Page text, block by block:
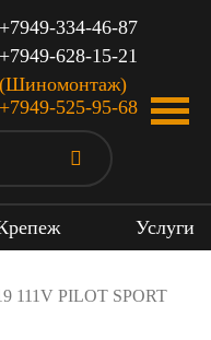
+7949-334-46-87
+7949-628-15-21
(Шиномонтаж)
+7949-525-95-68
Услуги
111V PILOT SPORT